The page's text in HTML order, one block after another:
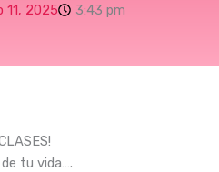
11, 2025 3:43 pm
tu vida….